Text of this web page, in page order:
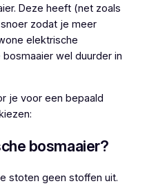
Deze heeft (net zoals
zodat je meer
elektrische
wel duurder in
je voor een bepaald
bosmaaier?
stoten geen stoffen uit.